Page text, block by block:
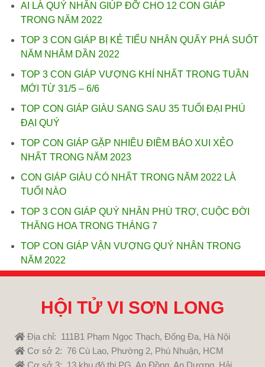
AI LÀ QUÝ NHÂN GIÚP ĐỠ CHO 12 CON GIÁP
TRONG NĂM 2022
TOP 3 CON GIÁP BỊ KẺ TIỂU NHÂN QUẤY PHÁ SUỐT
NĂM NHÂM DẦN 2022
TOP 3 CON GIÁP VƯỢNG KHÍ NHẤT TRONG TUẦN
MỚI TỪ 31/5 – 6/6
TOP CON GIÁP GIÀU SANG SAU 35 TUỔI ĐẠI PHÚ
ĐẠI QUÝ
TOP CON GIÁP GẶP NHIỀU ĐIỀM BÁO XUI XẺO
NHẤT TRONG NĂM 2023
CON GIÁP GIÀU CÓ NHẤT TRONG NĂM 2022 LÀ
TUỔI NÀO
TOP 3 CON GIÁP QUÝ NHÂN PHÙ TRỢ, CUỘC ĐỜI
THĂNG HOA TRONG THÁNG 7
TOP CON GIÁP VẬN VƯỢNG QUÝ NHÂN TRONG
NĂM 2022
HỘI TỬ VI SƠN LONG
Địa chỉ: 111B1 Phạm Ngọc Thạch, Đống Đa, Hà Nội
Cơ sở 2: 76 Cù Lao, Phường 2, Phú Nhuận, HCM
Cơ sở 3: 13 khu đô thị PG, An Đồng, An Dương, Hải